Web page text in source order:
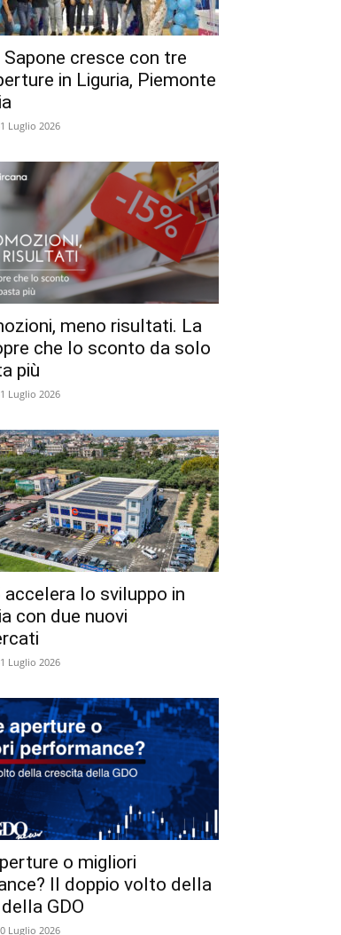
cresce con tre
in Liguria, Piemonte
Luglio 2026
meno risultati. La
che lo sconto da solo
più
Luglio 2026
lo sviluppo in
con due nuovi
Luglio 2026
o migliori
Il doppio volto della
GDO
Luglio 2026